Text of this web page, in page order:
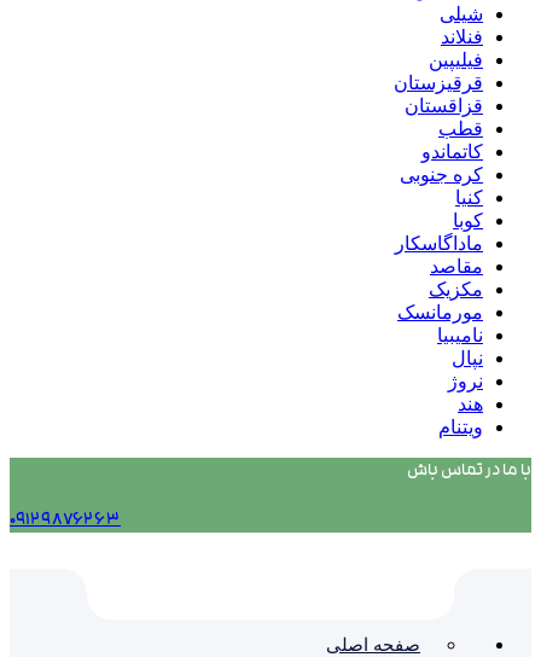
شیلی
فنلاند
فیلیپین
قرقیزستان
قزاقستان
قطب
کاتماندو
کره جنوبی
کنیا
کوبا
ماداگاسکار
مقاصد
مکزیک
مورمانسک
نامیبیا
نپال
نروژ
هند
ویتنام
با ما در تماس باش
۰۹۱۲۹۸۷۶۲۶۳
صفحه اصلی